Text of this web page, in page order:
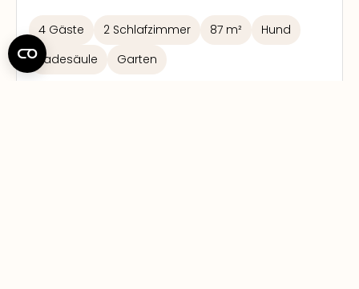
4 Gäste 2 Schlafzimmer 87 m²
Hund
Ladesäule
Garten